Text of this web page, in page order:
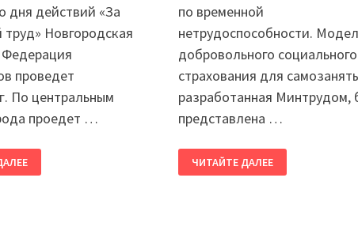
дня действий «За
Новгородская
проведет
По центральным
проедет …
по временной
нетрудоспособности.
добровольного социального
страхования для
разработанная Минтрудом,
представлена …
МИНТРУД
ПРЕДСТАВИЛ
МОДЕЛЬ
ЧИТАЙТЕ ДАЛЕЕ